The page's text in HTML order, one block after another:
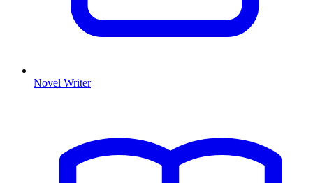
Novel Writer